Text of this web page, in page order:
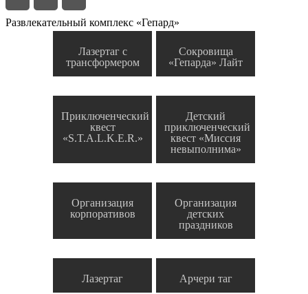
Развлекательный комплекс «Гепард»
Лазертаг с
трансформером
Сокровища
«Гепарда» Лайт
Приключенческий
квест
«S.T.A.L.K.E.R.»
Детский
приключенческий
квест «Миссия
невыполнима»
Организация
корпоративов
Организация
детских
праздников
Лазертаг Арчери таг